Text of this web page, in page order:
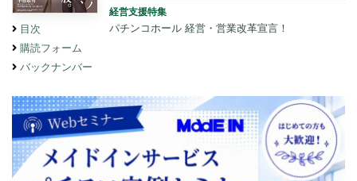
目次
購読フォーム
バックナンバー
経営支援特集
パチンコホール 経営・営業改革宣言！